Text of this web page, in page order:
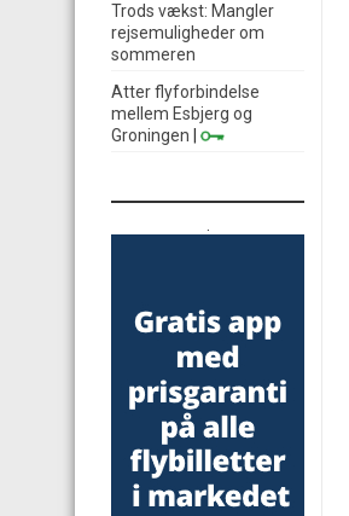
Trods vækst: Mangler
rejsemuligheder om
sommeren
Atter flyforbindelse
mellem Esbjerg og
Groningen